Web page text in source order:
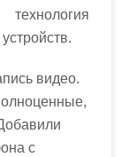
видео.
с